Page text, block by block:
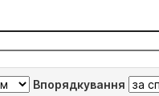
Впорядкування